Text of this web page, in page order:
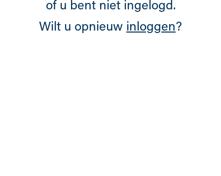
of u bent niet ingelogd.
Wilt u opnieuw inloggen?